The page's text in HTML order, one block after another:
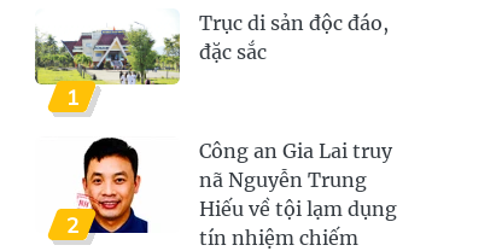
1
Trục di sản độc đáo,
đặc sắc
2
Công an Gia Lai truy
nã Nguyễn Trung
Hiếu về tội lạm dụng
tín nhiệm chiếm